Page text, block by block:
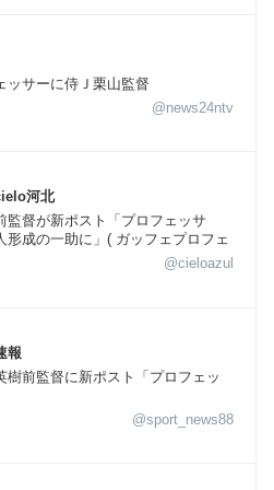
ッサーに侍Ｊ栗山監督
@news24ntv
河北
監督が新ポスト「プロフェッサ
成の一助に」( ガッフェプロフェ
@cieloazul
報
樹前監督に新ポスト「プロフェッ
@sport_news88